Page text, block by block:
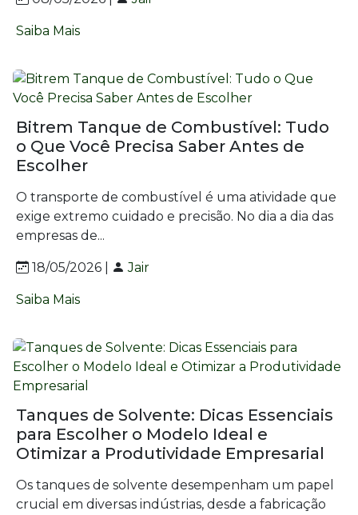
Saiba Mais
Bitrem Tanque de Combustível: Tudo
o Que Você Precisa Saber Antes de
Escolher
O transporte de combustível é uma atividade que
exige extremo cuidado e precisão. No dia a dia das
empresas de...
18/05/2026 | Jair
Saiba Mais
Tanques de Solvente: Dicas Essenciais
para Escolher o Modelo Ideal e
Otimizar a Produtividade Empresarial
Os tanques de solvente desempenham um papel
crucial em diversas indústrias, desde a fabricação